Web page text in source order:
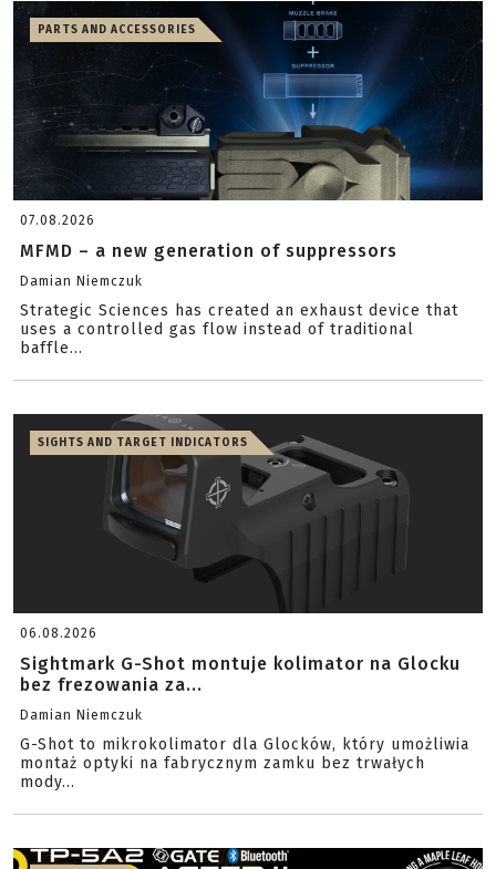
PARTS AND ACCESSORIES
07.08.2026
MFMD – a new generation of suppressors
Damian Niemczuk
Strategic Sciences has created an exhaust device that
uses a controlled gas flow instead of traditional
baffle...
SIGHTS AND TARGET INDICATORS
06.08.2026
Sightmark G-Shot montuje kolimator na Glocku
bez frezowania za...
Damian Niemczuk
G-Shot to mikrokolimator dla Glocków, który umożliwia
montaż optyki na fabrycznym zamku bez trwałych
mody...